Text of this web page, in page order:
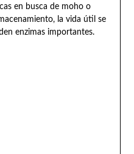
en busca de moho o
la vida útil se
enzimas importantes.